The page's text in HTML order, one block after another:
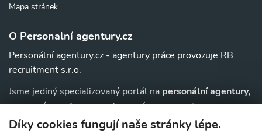
Díky cookies fungují naše stránky lépe.
Mapa stránek
O Personalní agentury.cz
Personální agentury.cz - agentury práce provozuje RB
recruitment s.r.o.
Jsme jediný specializovaný portál na personální agentury,
pracovní agentury, agentury práce a au-pairagentury v
ČR. Navíc u nás najdete jednoduchý přehled agentur,